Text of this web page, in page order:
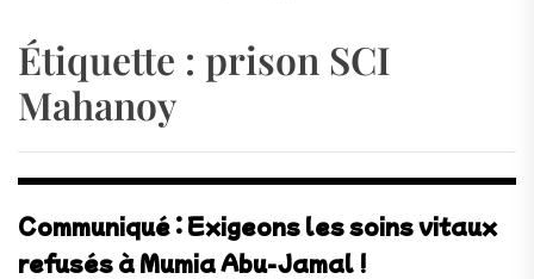
Étiquette : prison SCI
Mahanoy
Communiqué : Exigeons les soins vitaux
refusés à Mumia Abu-Jamal !